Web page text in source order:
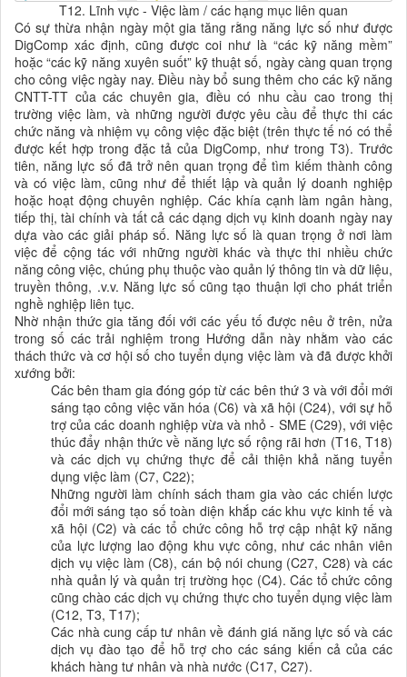
T12. Lĩnh vực - Việc làm / các hạng mục liên quan
Có sự thừa nhận ngày một gia tăng rằng năng lực số như được
DigComp xác định, cũng được coi như là “các kỹ năng mềm”
hoặc “các kỹ năng xuyên suốt” kỹ thuật số, ngày càng quan trọng
cho công việc ngày nay. Điều này bổ sung thêm cho các kỹ năng
CNTT-TT của các chuyên gia, điều có nhu cầu cao trong thị
trường việc làm, và những người được yêu cầu để thực thi các
chức năng và nhiệm vụ công việc đặc biệt (trên thực tế nó có thể
được kết hợp trong đặc tả của DigComp, như trong T3). Trước
tiên, năng lực số đã trở nên quan trọng để tìm kiếm thành công
và có việc làm, cũng như để thiết lập và quản lý doanh nghiệp
hoặc hoạt động chuyên nghiệp. Các khía cạnh làm ngân hàng,
tiếp thị, tài chính và tất cả các dạng dịch vụ kinh doanh ngày nay
dựa vào các giải pháp số. Năng lực số là quan trọng ở nơi làm
việc để cộng tác với những người khác và thực thi nhiều chức
năng công việc, chúng phụ thuộc vào quản lý thông tin và dữ liệu,
truyền thông, .v.v. Năng lực số cũng tạo thuận lợi cho phát triển
nghề nghiệp liên tục.
Nhờ nhận thức gia tăng đối với các yếu tố được nêu ở trên, nửa
trong số các trải nghiệm trong Hướng dẫn này nhằm vào các
thách thức và cơ hội số cho tuyển dụng việc làm và đã được khởi
xướng bởi:
Các bên tham gia đóng góp từ các bên thứ 3 và với đổi mới
sáng tạo công việc văn hóa (C6) và xã hội (C24), với sự hỗ
trợ của các doanh nghiệp vừa và nhỏ - SME (C29), với việc
thúc đẩy nhận thức về năng lực số rộng rãi hơn (T16, T18)
và các dịch vụ chứng thực để cải thiện khả năng tuyển
dụng việc làm (C7, C22);
Những người làm chính sách tham gia vào các chiến lược
đổi mới sáng tạo số toàn diện khắp các khu vực kinh tế và
xã hội (C2) và các tổ chức công hỗ trợ cập nhật kỹ năng
của lực lượng lao động khu vực công, như các nhân viên
dịch vụ việc làm (C8), cán bộ nói chung (C27, C28) và các
nhà quản lý và quản trị trường học (C4). Các tổ chức công
cũng chào các dịch vụ chứng thực cho tuyển dụng việc làm
(C12, T3, T17);
Các nhà cung cấp tư nhân về đánh giá năng lực số và các
dịch vụ đào tạo để hỗ trợ cho các sáng kiến cả của các
khách hàng tư nhân và nhà nước (C17, C27).